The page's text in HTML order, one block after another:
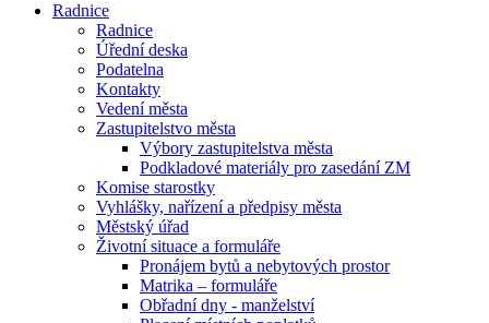
Radnice
Radnice
Úřední deska
Podatelna
Kontakty
Vedení města
Zastupitelstvo města
Výbory zastupitelstva města
Podkladové materiály pro zasedání ZM
Komise starostky
Vyhlášky, nařízení a předpisy města
Městský úřad
Životní situace a formuláře
Pronájem bytů a nebytových prostor
Matrika – formuláře
Obřadní dny - manželství